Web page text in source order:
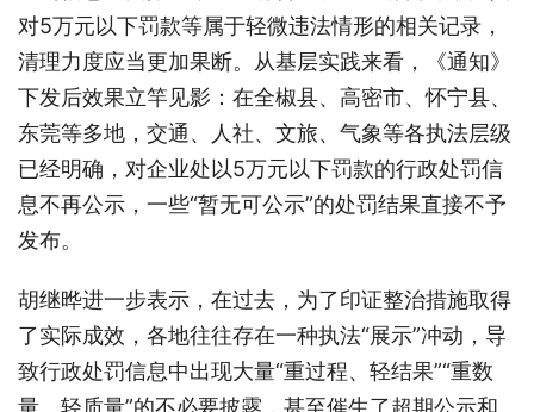
对5万元以下罚款等属于轻微违法情形的相关记录，
清理力度应当更加果断。从基层实践来看，《通知》
下发后效果立竿见影：在全椒县、高密市、怀宁县、
东莞等多地，交通、人社、文旅、气象等各执法层级
已经明确，对企业处以5万元以下罚款的行政处罚信
息不再公示，一些“暂无可公示”的处罚结果直接不予
发布。
胡继晔进一步表示，在过去，为了印证整治措施取得
了实际成效，各地往往存在一种执法“展示”冲动，导
致行政处罚信息中出现大量“重过程、轻结果”“重数
量、轻质量”的不必要披露，甚至催生了超期公示和